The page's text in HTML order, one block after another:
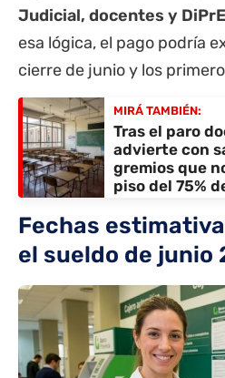
Judicial, docentes y
esa lógica, el pago podría
cierre de junio y los
MIRÁ TAMBIÉN:
Tras el paro
advierte con
gremios que
piso del 75%
Fechas
el sueldo de junio